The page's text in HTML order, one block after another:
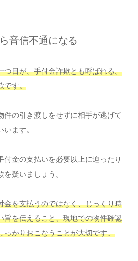
音信不通になる
つ目が、手付金詐欺とも呼ばれる、
です。
件の引き渡しをせずに相手が逃げて
ます。
付金の支払いを必要以上に迫ったり
疑いましょう。
金を支払うのではなく、じっくり時
旨を伝えること、現地での物件確認
っかりおこなうことが大切です。